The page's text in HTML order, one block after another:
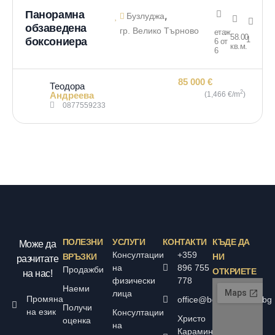
Панорамна
обзаведена
боксониера
Бузлуджа,
гр. Велико Търново
етаж
6 от
6
58.00
кв.м.
1
Теодора
Андреева
0877559233
85 000 €
(1,466 €/m2)
Може да
разчитате
на нас!
Промяна
на език
ПОЛЕЗНИ
ВРЪЗКИ
Продажби
Наеми
Получи
оценка
УСЛУГИ
Консултации
на
физически
лица
Консултации
на
КОНТАКТИ
+359
896 755
778
office@bolyarskiimoti.bg
Христо
Караминков
КЪДЕ ДА
НИ
ОТКРИЕТЕ